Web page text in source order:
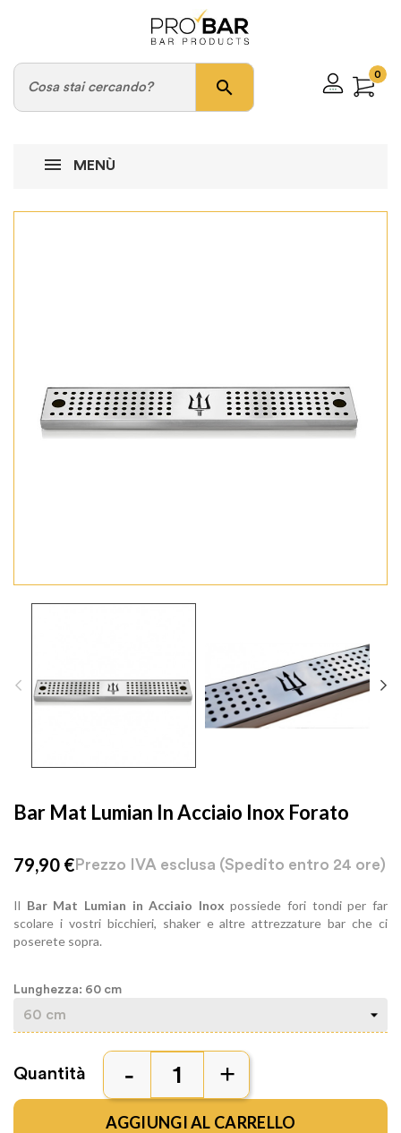
search
0
MENÙ
Bar Mat Lumian In Acciaio Inox Forato
79,90 € Prezzo IVA esclusa (Spedito entro 24 ore)
Il Bar Mat Lumian in Acciaio Inox possiede fori tondi per far
scolare i vostri bicchieri, shaker e altre attrezzature bar che ci
poserete sopra.
Lunghezza: 60 cm
Quantità
AGGIUNGI AL CARRELLO